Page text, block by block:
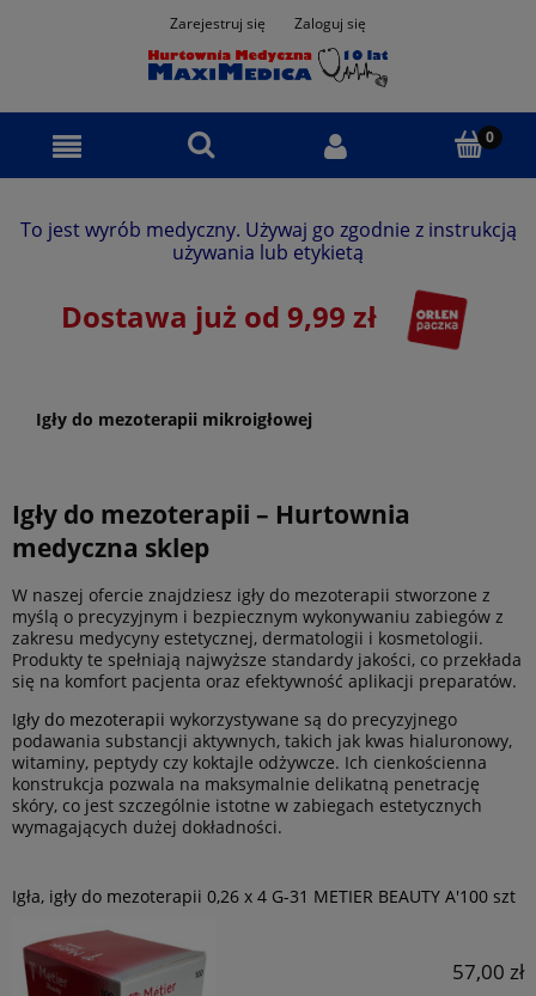
Zarejestruj się Zaloguj się
To jest wyrób medyczny. Używaj go zgodnie z instrukcją
używania lub etykietą
Dostawa już od 9,99 zł
Igły do mezoterapii mikroigłowej
Igły do mezoterapii – Hurtownia
medyczna sklep
W naszej ofercie znajdziesz igły do mezoterapii stworzone z
myślą o precyzyjnym i bezpiecznym wykonywaniu zabiegów z
zakresu medycyny estetycznej, dermatologii i kosmetologii.
Produkty te spełniają najwyższe standardy jakości, co przekłada
się na komfort pacjenta oraz efektywność aplikacji preparatów.
Igły do mezoterapii wykorzystywane są do precyzyjnego
podawania substancji aktywnych, takich jak kwas hialuronowy,
witaminy, peptydy czy koktajle odżywcze. Ich cienkościenna
konstrukcja pozwala na maksymalnie delikatną penetrację
skóry, co jest szczególnie istotne w zabiegach estetycznych
wymagających dużej dokładności.
Igła, igły do mezoterapii 0,26 x 4 G-31 METIER BEAUTY A'100 szt
57,00 zł